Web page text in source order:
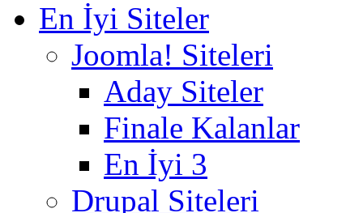
En İyi Siteler
Joomla! Siteleri
Aday Siteler
Finale Kalanlar
En İyi 3
Drupal Siteleri